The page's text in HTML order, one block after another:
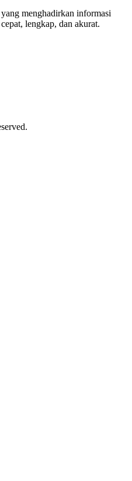
menghadirkan informasi
lengkap, dan akurat.